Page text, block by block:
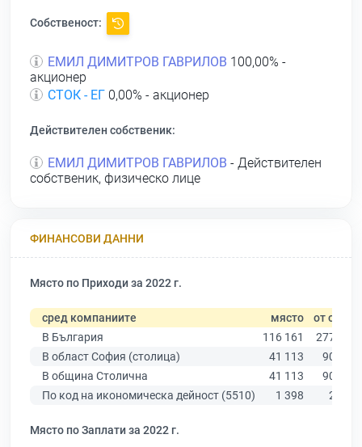
Собственост:
ЕМИЛ ДИМИТРОВ ГАВРИЛОВ 100,00% -
акционер
СТОК - ЕГ 0,00% - акционер
Действителен собственик:
ЕМИЛ ДИМИТРОВ ГАВРИЛОВ - Действителен
собственик, физическо лице
ФИНАНСОВИ ДАННИ
Място по Приходи за 2022 г.
сред компаниите място
от общо
В България
116 161
277 019
В област София (столица)
41 113
90 178
В община Столична
41 113
90 178
По код на икономическа дейност (5510)
1 398 2 770
Място по Заплати за 2022 г.